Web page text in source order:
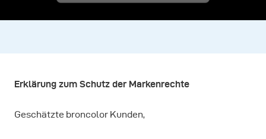
Erklärung zum Schutz der Markenrechte
Geschätzte broncolor Kunden,